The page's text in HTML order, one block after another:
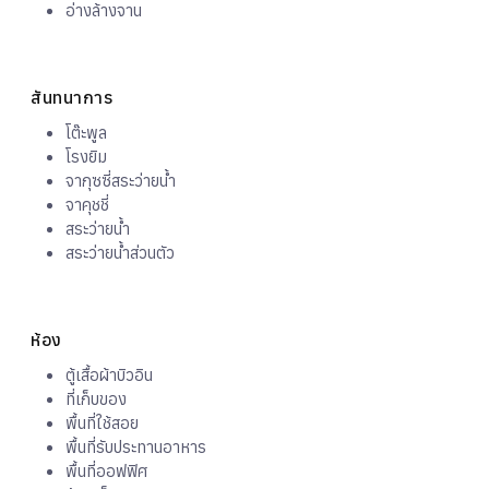
อ่างล้างจาน
สันทนาการ
โต๊ะพูล
โรงยิม
จากุซซี่สระว่ายน้ำ
จาคุชชี่
สระว่ายน้ำ
สระว่ายน้ำส่วนตัว
ห้อง
ตู้เสื้อผ้าบิวอิน
ที่เก็บของ
พื้นที่ใช้สอย
พื้นที่รับประทานอาหาร
พื้นที่ออฟฟิศ